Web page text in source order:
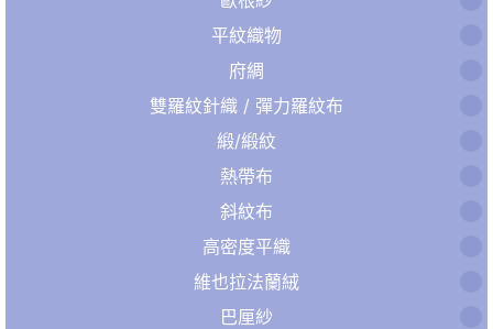
平紋織物
府綢
雙羅紋針織 / 彈力羅紋布
緞/緞紋
熱帶布
斜紋布
高密度平織
維也拉法蘭絨
巴厘紗